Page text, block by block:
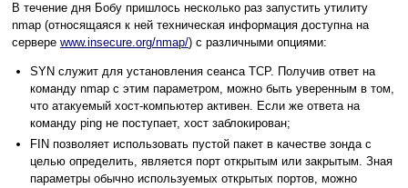
В течение дня Бобу пришлось несколько раз запустить утилиту
nmap (относящаяся к ней техническая информация доступна на
сервере www.insecure.org/nmap/) с различными опциями:
SYN служит для установления сеанса TCP. Получив ответ на
команду nmap с этим параметром, можно быть уверенным в том,
что атакуемый хост-компьютер активен. Если же ответа на
команду ping не поступает, хост заблокирован;
FIN позволяет использовать пустой пакет в качестве зонда с
целью определить, является порт открытым или закрытым. Зная
параметры обычно используемых открытых портов, можно